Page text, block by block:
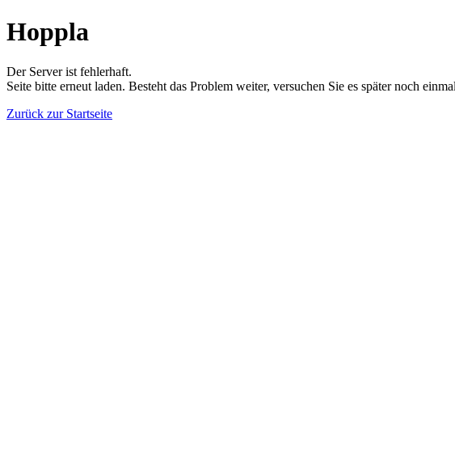
Hoppla
Der Server ist fehlerhaft.
Seite bitte erneut laden. Besteht das Problem weiter, versuchen Sie es später noch
Zurück zur Startseite